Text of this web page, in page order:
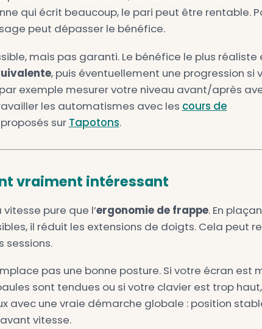
un peu plus de20 %en AZERTY selon
dépend du corpus utilisé, mais il
plus vite en bépo ?
Si vous tapez à deux doigts, en
La vitesse vient surtout de trois
chuter la vitesse au départ.
ils redeviennent lents, parfois
FibreTigre décrit justement ce